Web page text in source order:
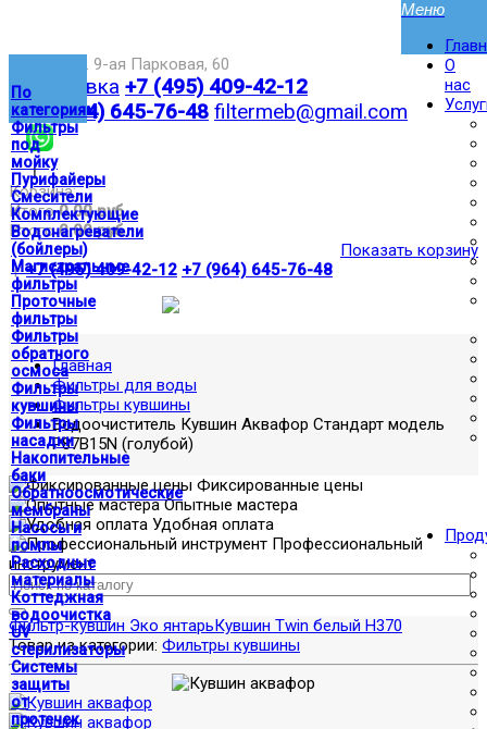
По
категориям
Фильтры
под
мойку
Пурифайеры
Смесители
Комплектующие
Водонагреватели
(бойлеры)
Магистральные
фильтры
Проточные
фильтры
Фильтры
обратного
осмоса
Фильтры
кувшины
Фильтры
насадки
Накопительные
баки
Обратноосмотические
мембраны
Насосы и
помпы
Расходные
материалы
Коттеджная
водоочистка
UV
стерилизаторы
Системы
защиты
от
протечек
Москва,ул. 9-ая Парковая, 60
Доставка +7 (495) 409-42-12
+7 (964) 645-76-48 filtermeb@gmail.com
|
Корзина:
Итого0.00 руб
Итого0.00 руб
Показать корзину
| +7 (495) 409-42-12 +7 (964) 645-76-48
О
нас
Главная
Фильтры для воды
Фильтры кувшины
Водоочиститель Кувшин Аквафор Стандарт модель
P87B15N (голубой)
Фиксированные цены
Опытные мастера
Удобная оплата
Профессиональный
инструмент
Фильтр-кувшин Эко янтарьКувшин Twin белый H370
Товар из категории: Фильтры кувшины